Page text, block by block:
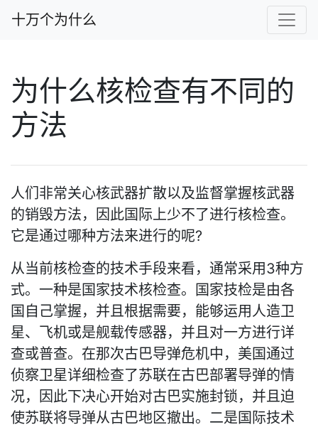
十万个为什么
为什么核检查有不同的
方法
人们非常关心核武器扩散以及监督掌握核武器
的销毁方法，因此国际上少不了进行核检查。
它是通过哪种方法来进行的呢?
从当前核检查的技术手段来看，通常采用3种方
式。一种是国家技术核检查。国家技检是由各
国自己掌握，并且根据需要，能够运用人造卫
星、飞机或是舰载传感器，并且对一方进行详
查或普查。在那次古巴导弹危机中，美国通过
侦察卫星详细检查了苏联在古巴部署导弹的情
况，因此下决心开始对古巴实施封锁，并且迫
使苏联将导弹从古巴地区撤出。二是国际技术